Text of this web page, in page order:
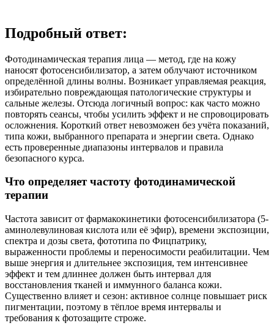
Подробный ответ:
Фотодинамическая терапия лица — метод, где на кожу
наносят фотосенсибилизатор, а затем облучают источником
определённой длины волны. Возникает управляемая реакция,
избирательно повреждающая патологические структуры и
сальные железы. Отсюда логичный вопрос: как часто можно
повторять сеансы, чтобы усилить эффект и не спровоцировать
осложнения. Короткий ответ невозможен без учёта показаний,
типа кожи, выбранного препарата и энергии света. Однако
есть проверенные диапазоны интервалов и правила
безопасного курса.
Что определяет частоту фотодинамической
терапии
Частота зависит от фармакокинетики фотосенсибилизатора (5-
аминолевулиновая кислота или её эфир), времени экспозиции,
спектра и дозы света, фототипа по Фицпатрику,
выраженности проблемы и переносимости реабилитации. Чем
выше энергия и длительнее экспозиция, тем интенсивнее
эффект и тем длиннее должен быть интервал для
восстановления тканей и иммунного баланса кожи.
Существенно влияет и сезон: активное солнце повышает риск
пигментации, поэтому в тёплое время интервалы и
требования к фотозащите строже.